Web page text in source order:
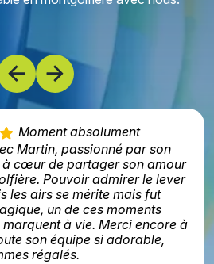
Moment absolument
Martin, passionné par son
à cœur de partager son amour
Pouvoir admirer le lever
les airs se mérite mais fut
un de ces moments
à vie. Merci encore à
son équipe si adorable,
régalés.